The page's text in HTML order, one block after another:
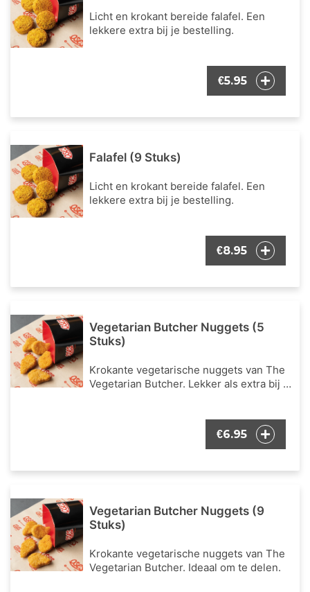
Licht en krokant bereide falafel. Een
lekkere extra bij je bestelling.
€5.95
Falafel (9 Stuks)
Licht en krokant bereide falafel. Een
lekkere extra bij je bestelling.
€8.95
Vegetarian Butcher Nuggets (5
Stuks)
Krokante vegetarische nuggets van The
Vegetarian Butcher. Lekker als extra bij je
€6.95
Vegetarian Butcher Nuggets (9
Stuks)
Krokante vegetarische nuggets van The
Vegetarian Butcher. Ideaal om te delen.